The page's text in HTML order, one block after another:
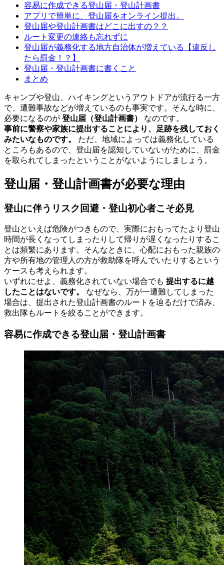
容易に作成できる登山届・登山計画書
アプリで簡単に、登山届をオンライン提出。
登山届や登山計画書はどこに出すの？？
ルート変更の連絡も忘れずに
登山届が義務化する地方自治体が増えている【違反し
たら罰金！？】
登山届・登山計画書に書くこと
まとめ
キャンプや登山、ハイキングというアウトドアが流行る一方
で、遭難事故などが増えているのも事実です。そんな時に、
必要になるのが 登山届（登山計画書）
なのです。
事前に警察や家族に提出することにより、足跡を残しておく
みたいなものです。
ただ、地域によっては義務化している
ところもあるので、登山届を認知していないがために、罰金
を取られてしまったということがないようにしましょう。
登山届・登山計画書が必要な理由
登山に伴うリスク回避・登山初心者こそ必見
登山といえば危険がつきもので、実際におもってたより登山
時間が長くなってしまったりして帰りが遅くなったりするこ
とは頻繁にあります。そんなときに、心配におもった親族の
方や所有地の管理人の方が救助隊を呼んでいたりするという
ケースも考えられます。
いずれにせよ、義務化されていない場合でも 提出するに越
したことはないです。
なぜなら、万が一遭難してしまった
場合は、提出された登山計画書のルートを辿るだけで済み、
救出隊もルートを絞ることができます。
容易に作成できる登山届・登山計画書